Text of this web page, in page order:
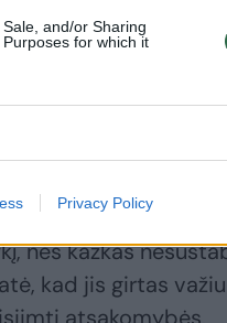
and/or Sharing
for which it
Privacy Policy
klausimas dėl
našlaičiu likusio
prie vairo... Bet
nes kažkas
kad jis girtas
atsakomybės,